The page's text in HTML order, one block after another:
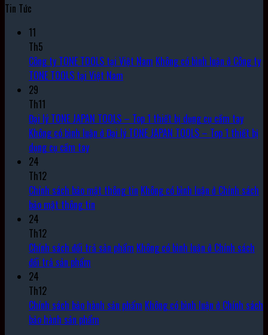
Tin Tức
11
Th5
Công ty TONE TOOLS tại Việt Nam Không có bình luận ở Công ty
TONE TOOLS tại Việt Nam
29
Th11
Đại lý TONE JAPAN TOOLS – Top 1 thiết bị dụng cụ cầm tay
Không có bình luận ở Đại lý TONE JAPAN TOOLS – Top 1 thiết bị
dụng cụ cầm tay
24
Th12
Chính sách bảo mật thông tin Không có bình luận ở Chính sách
bảo mật thông tin
24
Th12
Chính sách đổi trả sản phẩm Không có bình luận ở Chính sách
đổi trả sản phẩm
24
Th12
Chính sách bảo hành sản phẩm Không có bình luận ở Chính sách
bảo hành sản phẩm